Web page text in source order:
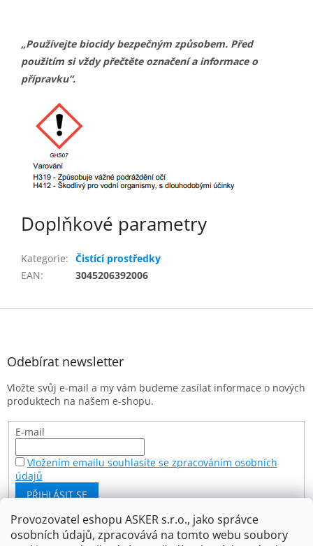
Provozovatel eshopu ASKER s.r.o., jako správce
osobních údajů, zpracovává na tomto webu soubory
„Používejte biocidy bezpečným způsobem. Před
použitím si vždy přečtěte označení a informace o
přípravku“.
Doplňkové parametry
Kategorie: Čistící prostředky
EAN: 3045206392006
Z
Odebírat newsletter
Vložte svůj e-mail a my vám budeme zasílat informace o nových
produktech na našem e-shopu.
E-mail
Vložením emailu souhlasíte se zpracováním osobních
údajů
PŘIHLÁSIT SE